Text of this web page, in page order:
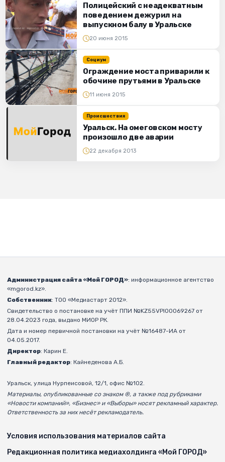
Полицейский с неадекватным
поведением дежурил на
выпускном балу в Уральске
20 июня 2015
Социум
Ограждение моста приварили к
обочине прутьями в Уральске
11 июня 2015
Происшествия
Уральск. На омеговском мосту
произошло две аварии
22 декабря 2013
Администрация сайта «Мой ГОРОД»: информационное агентство
«mgorod.kz».
Собственник: ТОО «Медиастарт 2012».
Свидетельство о постановке на учёт ППИ №KZ55VPI00069267 от
28.04.2023 года, выдано МИОР РК.
Дата и номер первичной постановки на учёт №16487-ИА от
04.05.2017.
Директор: Карин Е.
Главный редактор: Кайнеденова А.Б.
Уральск, улица Нурпеисовой, 12/1, офис №102.
Материалы, опубликованные со знаком ®, а также под рубриками
«Новости компаний», «Бизнес» и «Выборы» носят рекламный характер.
Ответственность за них несёт рекламодатель.
Условия использования материалов сайта
Редакционная политика медиахолдинга «Мой ГОРОД»